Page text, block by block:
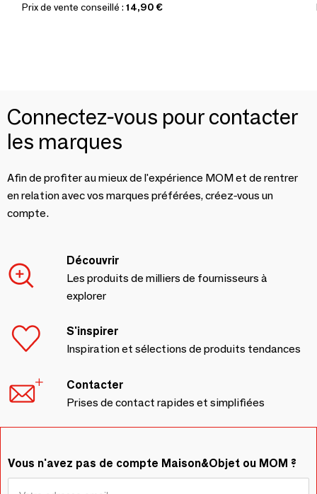
Prix de vente conseillé : 14,90 €
Connectez-vous pour contacter
les marques
Afin de profiter au mieux de l'expérience MOM et de rentrer
en relation avec vos marques préférées, créez-vous un
compte.
Découvrir
Les produits de milliers de fournisseurs à
explorer
S'inspirer
Inspiration et sélections de produits tendances
Contacter
Prises de contact rapides et simplifiées
Vous n'avez pas de compte Maison&Objet ou MOM ?